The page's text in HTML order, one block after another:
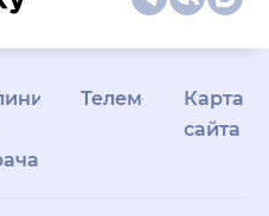
Телемедицина
Карта
сайта